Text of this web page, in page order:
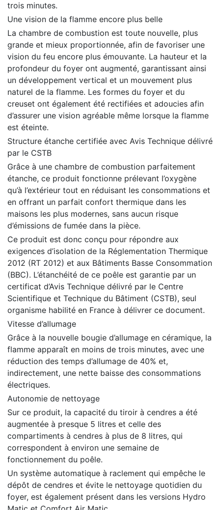
trois minutes.
Une vision de la flamme encore plus belle
La chambre de combustion est toute nouvelle, plus
grande et mieux proportionnée, afin de favoriser une
vision du feu encore plus émouvante. La hauteur et la
profondeur du foyer ont augmenté, garantissant ainsi
un développement vertical et un mouvement plus
naturel de la flamme. Les formes du foyer et du
creuset ont également été rectifiées et adoucies afin
d’assurer une vision agréable même lorsque la flamme
est éteinte.
Structure étanche certifiée avec Avis Technique délivré
par le CSTB
Grâce à une chambre de combustion parfaitement
étanche, ce produit fonctionne prélevant l’oxygène
qu’à l’extérieur tout en réduisant les consommations et
en offrant un parfait confort thermique dans les
maisons les plus modernes, sans aucun risque
d’émissions de fumée dans la pièce.
Ce produit est donc conçu pour répondre aux
exigences d’isolation de la Réglementation Thermique
2012 (RT 2012) et aux Bâtiments Basse Consommation
(BBC). L’étanchéité de ce poêle est garantie par un
certificat d’Avis Technique délivré par le Centre
Scientifique et Technique du Bâtiment (CSTB), seul
organisme habilité en France à délivrer ce document.
Vitesse d’allumage
Grâce à la nouvelle bougie d’allumage en céramique, la
flamme apparaît en moins de trois minutes, avec une
réduction des temps d’allumage de 40% et,
indirectement, une nette baisse des consommations
électriques.
Autonomie de nettoyage
Sur ce produit, la capacité du tiroir à cendres a été
augmentée à presque 5 litres et celle des
compartiments à cendres à plus de 8 litres, qui
correspondent à environ une semaine de
fonctionnement du poêle.
Un système automatique à raclement qui empêche le
dépôt de cendres et évite le nettoyage quotidien du
foyer, est également présent dans les versions Hydro